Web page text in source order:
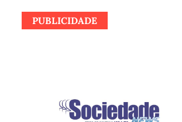
PUBLICIDADE